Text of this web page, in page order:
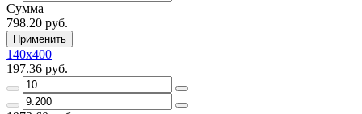
Сумма
798.20 руб.
Применить
140х400
197.36 руб.